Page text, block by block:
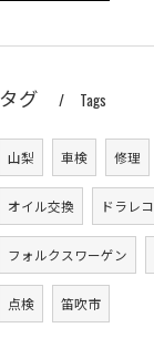
タグ Tags
山梨 車検 修理
オイル交換 ドラレコ
フォルクスワーゲン
点検 笛吹市